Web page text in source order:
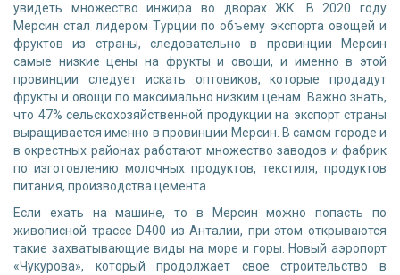
увидеть множество инжира во дворах ЖК. В 2020 году
Мерсин стал лидером Турции по объему экспорта овощей и
фруктов из страны, следовательно в провинции Мерсин
самые низкие цены на фрукты и овощи, и именно в этой
провинции следует искать оптовиков, которые продадут
фрукты и овощи по максимально низким ценам. Важно знать,
что 47% сельскохозяйственной продукции на экспорт страны
выращивается именно в провинции Мерсин. В самом городе и
в окрестных районах работают множество заводов и фабрик
по изготовлению молочных продуктов, текстиля, продуктов
питания, производства цемента.
Если ехать на машине, то в Мерсин можно попасть по
живописной трассе D400 из Анталии, при этом открываются
такие захватывающие виды на море и горы. Новый аэропорт
«Чукурова», который продолжает свое строительство в